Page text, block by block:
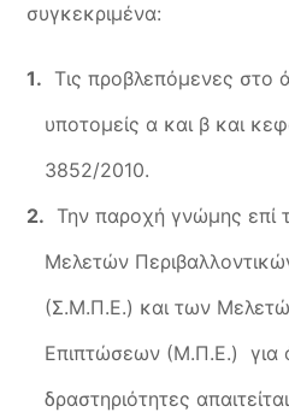
συγκεκριμένα:
Τις προβλεπόμενες στο
υποτομείς α και β και
3852/2010.
Την παροχή γνώμης επί
Μελετών
(Σ.Μ.Π.Ε.) και των
Επιπτώσεων (Μ.Π.Ε.) για
δραστηριότητες